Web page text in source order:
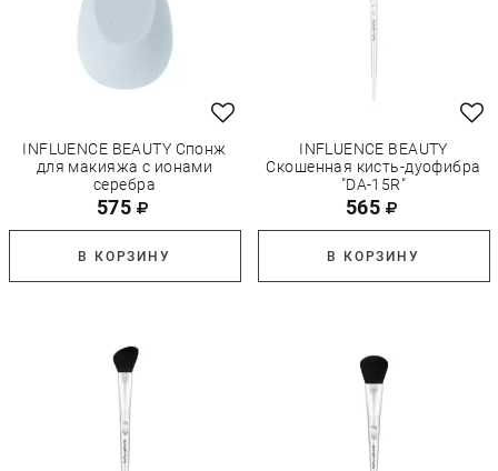
INFLUENCE BEAUTY Спонж
для макияжа с ионами
серебра
575
В КОРЗИНУ
INFLUENCE BEAUTY
Скошенная кисть-дуофибра
"DA-15R"
565
В КОРЗИНУ